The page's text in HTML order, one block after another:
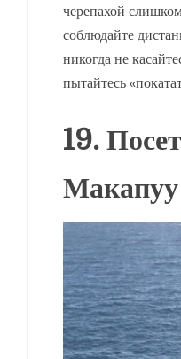
черепахой
соблюдайте
никогда не
пытайтесь
19.
Макапуу